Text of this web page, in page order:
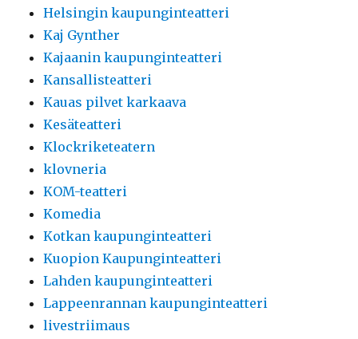
Helsingin kaupunginteatteri
Kaj Gynther
Kajaanin kaupunginteatteri
Kansallisteatteri
Kauas pilvet karkaava
Kesäteatteri
Klockriketeatern
klovneria
KOM-teatteri
Komedia
Kotkan kaupunginteatteri
Kuopion Kaupunginteatteri
Lahden kaupunginteatteri
Lappeenrannan kaupunginteatteri
livestriimaus